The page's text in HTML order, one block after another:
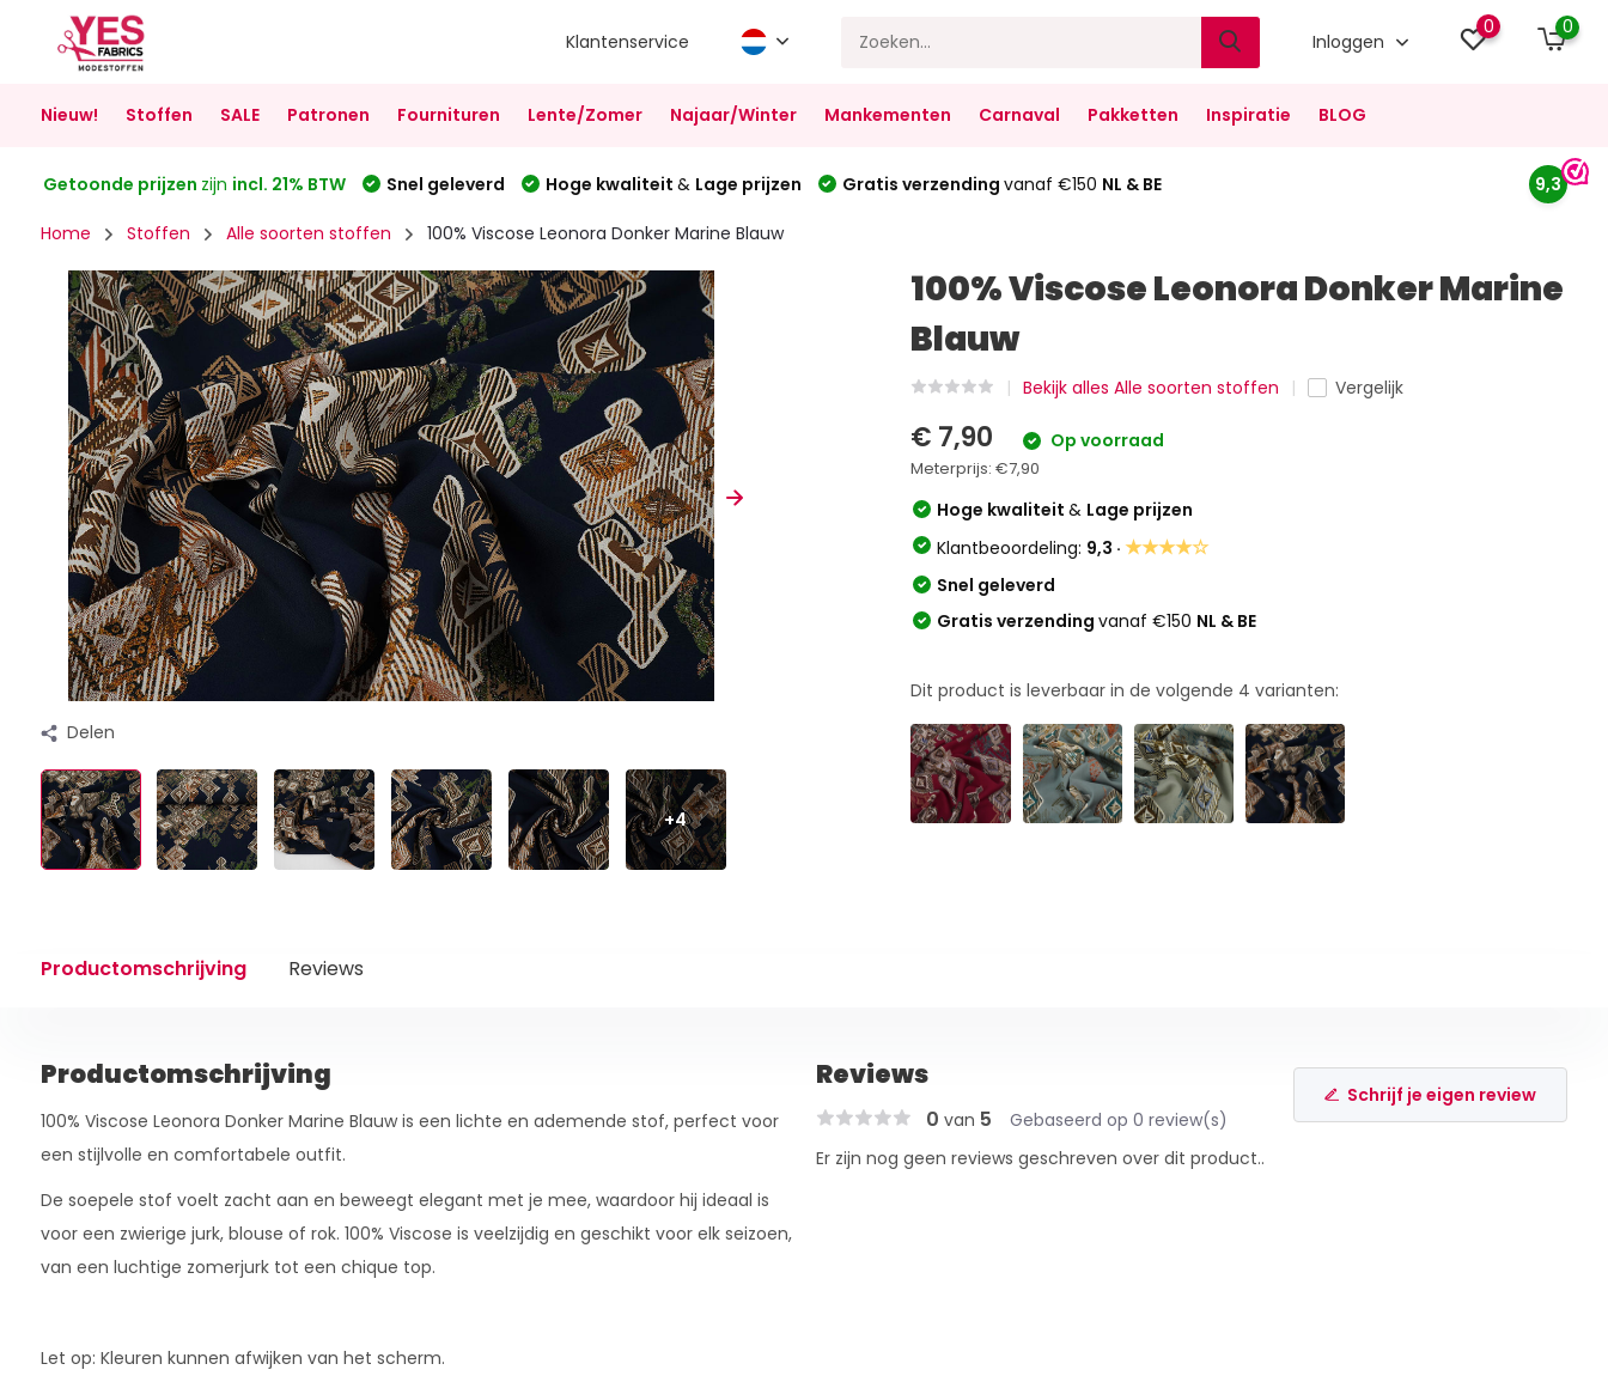
Klantenservice Inloggen
0 0
Nieuw! Stoffen SALE Patronen Fournituren Lente/Zomer Najaar/Winter Mankementen Carnaval Pakketten Inspiratie BLOG
Getoonde prijzen zijn incl. 21% BTW Snel geleverd Hoge kwaliteit & Lage prijzen Gratis verzending vanaf €150 NL & BE 9,3
Home Stoffen Alle soorten stoffen 100% Viscose Leonora Donker Marine Blauw
Delen
+4
100% Viscose Leonora Donker Marine
Blauw
Bekijk alles Alle soorten stoffen Vergelijk
€ 7,90 Op voorraad
Meterprijs:€7,90
Hoge kwaliteit& Lage prijzen
Klantbeoordeling: 9,3 ·★★★★☆
Snel geleverd
Gratis verzendingvanaf €150 NL & BE
Dit product is leverbaar in de volgende 4 varianten:
Productomschrijving Reviews
Productomschrijving
100% Viscose Leonora Donker Marine Blauw is een lichte en ademende stof, perfect voor
een stijlvolle en comfortabele outfit.
De soepele stof voelt zacht aan en beweegt elegant met je mee, waardoor hij ideaal is
voor een zwierige jurk, blouse of rok. 100% Viscose is veelzijdig en geschikt voor elk seizoen,
van een luchtige zomerjurk tot een chique top.
Let op: Kleuren kunnen afwijken van het scherm.
Reviews
0 van 5 Gebaseerd op 0 review(s)
Schrijf je eigen review
Er zijn nog geen reviews geschreven over dit product..